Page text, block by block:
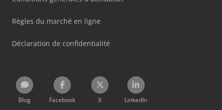
Règles du marché en ligne
Déclaration de confidentialité
Blog Facebook X LinkedIn